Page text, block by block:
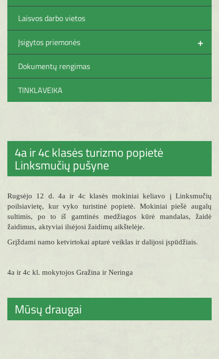
Laisvos darbo vietos
+
Įsigytos priemonės
Dokumentų rengimas
TINKLAVEIKA
4a ir 4c klasės turizmo popietė
Linksmučių pušyne
Rugsėjo 12 d. 4a ir 4c klasės mokiniai keliavo į Linksmučių
poilsiavietę, kur vyko turistinė popietė. Mokiniai piešė augalų
sultimis, po to iš gamtinės medžiagos kūrė mandalas, žaidė
žaidimus, aktyviai ilsėjosi žaidimų aikštelėje.
Grįždami namo ketvirtokai aptarė veiklas ir dalijosi įspūdžiais.
4a ir 4c kl. mokytojos Gražina ir Neringa
Mūsų draugai